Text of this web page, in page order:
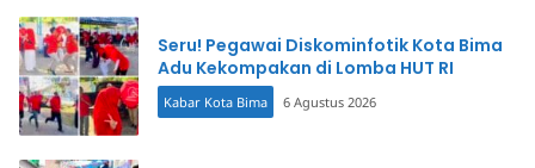
Seru! Pegawai Diskominfotik Kota Bima
Adu Kekompakan di Lomba HUT RI
Kabar Kota Bima 6 Agustus 2026